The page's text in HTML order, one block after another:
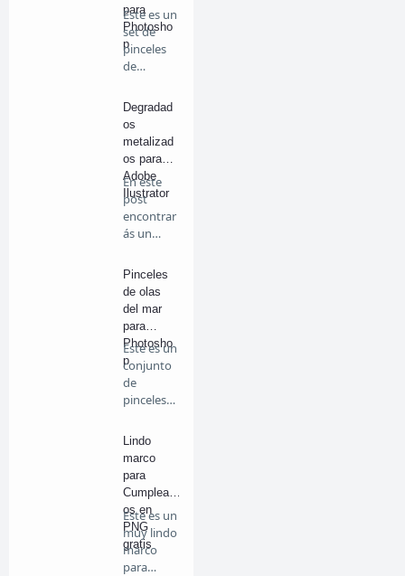
para
Photosho
p
Este es un
set de
pinceles
de
par…
Degradad
os
metalizad
os para
Adobe
Ilustrator
En este
post
encontrar
ás un
e re…
Pinceles
de olas
del mar
para
Photosho
p
Este es un
conjunto
de
pinceles
diferen…
Lindo
marco
para
Cumpleañ
os en
PNG
gratis
Este es un
muy lindo
marco
para